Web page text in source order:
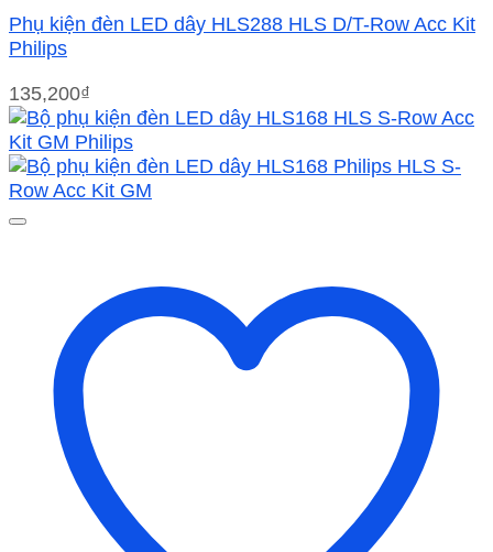
Phụ kiện đèn LED dây HLS288 HLS D/T-Row Acc Kit
Philips
135,200₫